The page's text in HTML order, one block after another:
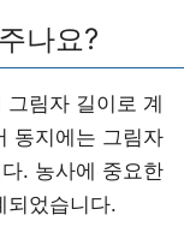
나요?
림자 길이로 계
동지에는 그림자
. 농사에 중요한
되었습니다.